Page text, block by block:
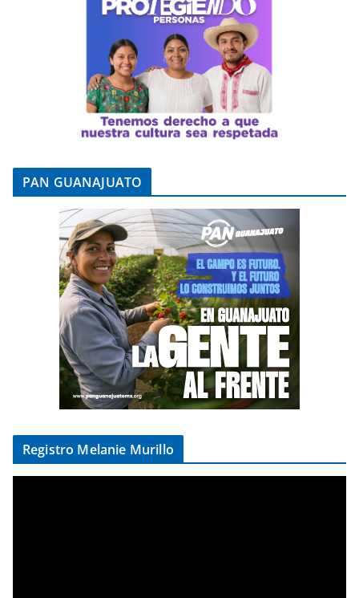
PAN GUANAJUATO
Registro Melanie Murillo